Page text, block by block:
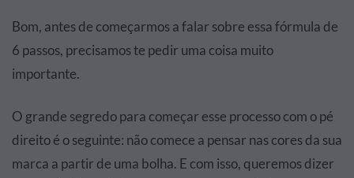
Bom, antes de começarmos a falar sobre essa fórmula de
6 passos, precisamos te pedir uma coisa muito
importante.
O grande segredo para começar esse processo com o pé
direito é o seguinte: não comece a pensar nas cores da sua
marca a partir de uma bolha. E com isso, queremos dizer